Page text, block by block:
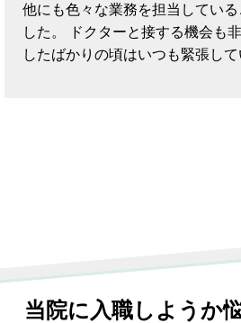
他にも色々な業務を担当してい
した。 ドクターと接する機会も
したばかりの頃はいつも緊張して
当院に入職しようか